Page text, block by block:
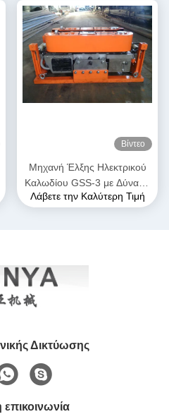
Βίντεο
Μηχανή Έλξης Ηλεκτρικού
Καλωδίου GSS-3 με Δύναμη
Έλξης 7kN, Πιστοποιημένη
Λάβετε την Καλύτερη Τιμή
Δικτύωσης